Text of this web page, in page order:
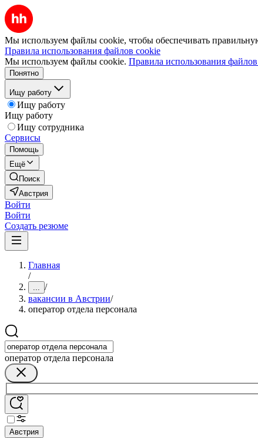
Мы используем файлы cookie, чтобы обеспечивать
Правила использования файлов cookie
Мы используем файлы cookie. Правила использования
Понятно
Ищу работу
Ищу работу
Ищу работу
Ищу сотрудника
Сервисы
Помощь
Ещё
Поиск
Австрия
Войти
Войти
Создать резюме
Главная
/
... /
вакансии в Австрии/
оператор отдела персонала
оператор отдела персонала
Австрия